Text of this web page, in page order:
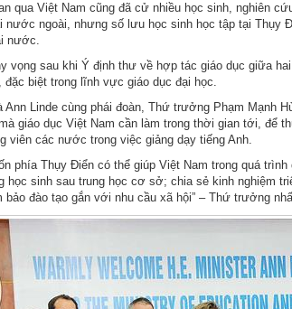
qua Việt Nam cũng đã cử nhiều học sinh, nghiên
nước ngoài, nhưng số lưu học sinh học tập tại
nước.
vọng sau khi Ý định thư về hợp tác giáo dục giữa
đặc biệt trong lĩnh vực giáo dục đại học.
Ann Linde cùng phái đoàn, Thứ trưởng Phạm Mạnh
giáo dục Việt Nam cần làm trong thời gian tới, để
viên các nước trong việc giảng dạy tiếng Anh.
phía Thụy Điển có thể giúp Việt Nam trong quá
học sinh sau trung học cơ sở; chia sẻ kinh nghiệm
bảo đào tạo gắn với nhu cầu xã hội” – Thứ trưởng